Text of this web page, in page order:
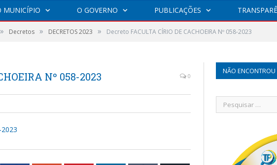
MUNICÍPIO O GOVERNO PUBLICAÇÕES
» Decretos » DECRETOS 2023 » Decreto FACULTA CÍRIO DE CACHOEIRA Nº 058-2023
Nº 058-2023 0
NÃO